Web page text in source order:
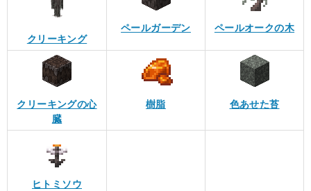
クリーキング
ペールガーデン ペールオークの木
クリーキングの心
臓
樹脂 色あせた苔
ヒトミソウ